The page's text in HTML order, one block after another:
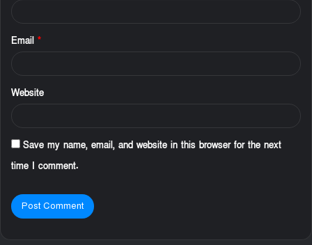
Email *
Website
Save my name, email, and website in this browser for the next
time I comment.